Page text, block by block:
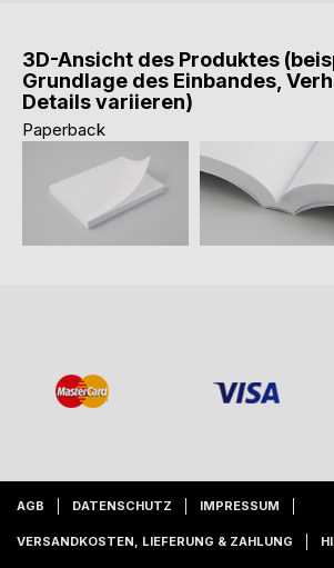
3D-Ansicht des Produktes
Grundlage des Einbandes,
Details variieren)
Paperback
AGB DATENSCHUTZ IMPRESSUM
VERSANDKOSTEN, LIEFERUNG & ZAHLUNG